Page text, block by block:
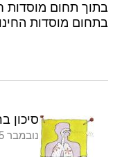
בתוך תחום מוסדות
בתחום מוסדות
סיכון
נובמבר 15, 2018